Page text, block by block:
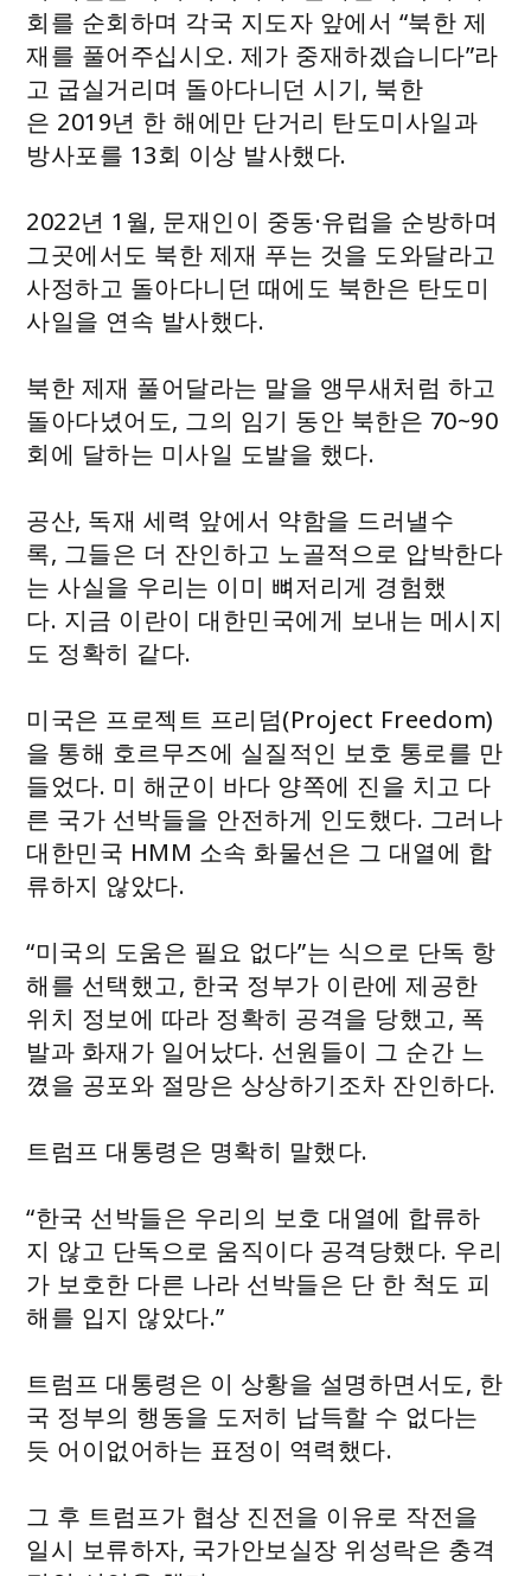
회를 순회하며 각국 지도자 앞에서 “북한 제
재를 풀어주십시오. 제가 중재하겠습니다”라
고 굽실거리며 돌아다니던 시기, 북한
은 2019년 한 해에만 단거리 탄도미사일과
방사포를 13회 이상 발사했다.
2022년 1월, 문재인이 중동·유럽을 순방하며
그곳에서도 북한 제재 푸는 것을 도와달라고
사정하고 돌아다니던 때에도 북한은 탄도미
사일을 연속 발사했다.
북한 제재 풀어달라는 말을 앵무새처럼 하고
돌아다녔어도, 그의 임기 동안 북한은 70~90
회에 달하는 미사일 도발을 했다.
공산, 독재 세력 앞에서 약함을 드러낼수
록, 그들은 더 잔인하고 노골적으로 압박한다
는 사실을 우리는 이미 뼈저리게 경험했
다. 지금 이란이 대한민국에게 보내는 메시지
도 정확히 같다.
미국은 프로젝트 프리덤(Project Freedom)
을 통해 호르무즈에 실질적인 보호 통로를 만
들었다. 미 해군이 바다 양쪽에 진을 치고 다
른 국가 선박들을 안전하게 인도했다. 그러나
대한민국 HMM 소속 화물선은 그 대열에 합
류하지 않았다.
“미국의 도움은 필요 없다”는 식으로 단독 항
해를 선택했고, 한국 정부가 이란에 제공한
위치 정보에 따라 정확히 공격을 당했고, 폭
발과 화재가 일어났다. 선원들이 그 순간 느
꼈을 공포와 절망은 상상하기조차 잔인하다.
트럼프 대통령은 명확히 말했다.
“한국 선박들은 우리의 보호 대열에 합류하
지 않고 단독으로 움직이다 공격당했다. 우리
가 보호한 다른 나라 선박들은 단 한 척도 피
해를 입지 않았다.”
트럼프 대통령은 이 상황을 설명하면서도, 한
국 정부의 행동을 도저히 납득할 수 없다는
듯 어이없어하는 표정이 역력했다.
그 후 트럼프가 협상 진전을 이유로 작전을
일시 보류하자, 국가안보실장 위성락은 충격